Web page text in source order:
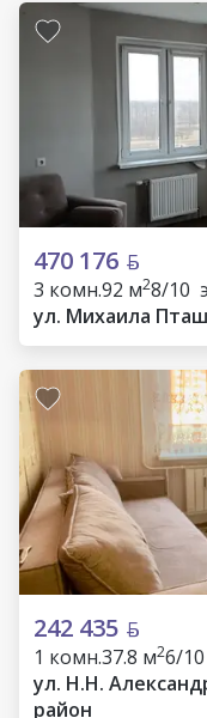
470 176
3 комн.92 м28/10
ул. Михаила
242 435
1 комн.37.8 м26/
ул. Н.Н.
район